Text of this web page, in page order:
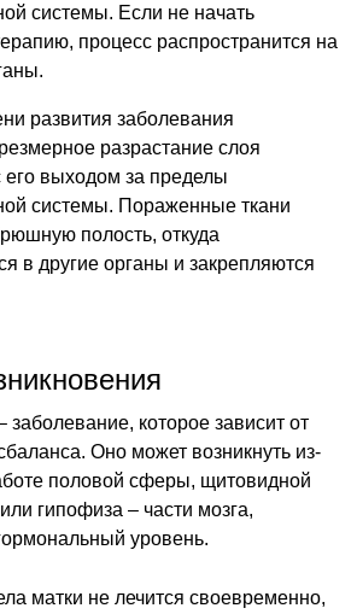
системы. Если не начать
процесс распространится на
развития заболевания
разрастание слоя
его выходом за пределы
системы. Пораженные ткани
полость, откуда
в другие органы и закрепляются
которое зависит от
Оно может возникнуть из-
половой сферы, щитовидной
гипофиза – части мозга,
уровень.
матки не лечится своевременно,